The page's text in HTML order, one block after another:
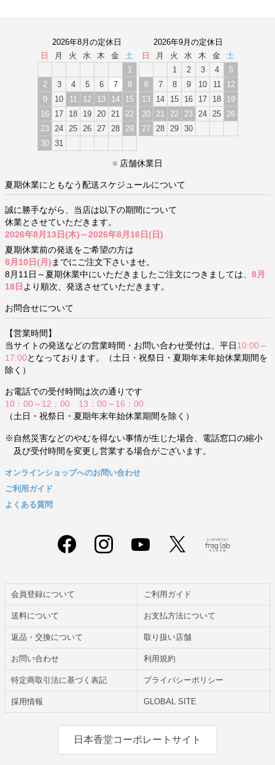
2026年8月の定休日
日
月 火 水 木 金
土
1
2
3 4 5 6 7
8
9
10 11 12 13 14
15
16
17 18 19 20 21
22
23 24 25 26 27 28
29
30 31
2026年9月の定休日
日
月 火 水 木 金
土
1
2 3 4
5
6
7 8 9 10 11
12
13
14 15 16 17 18
19
20
21 22 23 24 25
26
27 28 29 30
■ 店舗休業日
夏期休業にともなう配送スケジュールについて
誠に勝手ながら、当店は以下の期間について
休業とさせていただきます。
2026年8月13日(木)～2026年8月16日(日)
夏期休業前の発送をご希望の方は
8月10日(月) までにご注文下さいませ。
8月11日～夏期休業中にいただきましたご注文につきましては、 8月
18日 より順次、発送させていただきます。
お問合せについて
【営業時間】
当サイトの発送などの営業時間・お問い合わせ受付は、平日 10:00～
17:00となっております。（土日・祝祭日・夏期年末年始休業期間を
除く）
お電話での受付時間は次の通りです
10：00～12：00 13：00～16：00
（土日・祝祭日・夏期年末年始休業期間を除く）
※自然災害などのやむを得ない事情が生じた場合、電話窓口の縮小
及び受付時間を変更し営業する場合がございます。
オンラインショップへのお問い合わせ
ご利用ガイド
よくある質問
会員登録について ご利用ガイド
送料について お支払方法について
返品・交換について 取り扱い店舗
お問い合わせ 利用規約
特定商取引法に基づく表記 プライバシーポリシー
採用情報 GLOBAL SITE
日本香堂コーポレートサイト